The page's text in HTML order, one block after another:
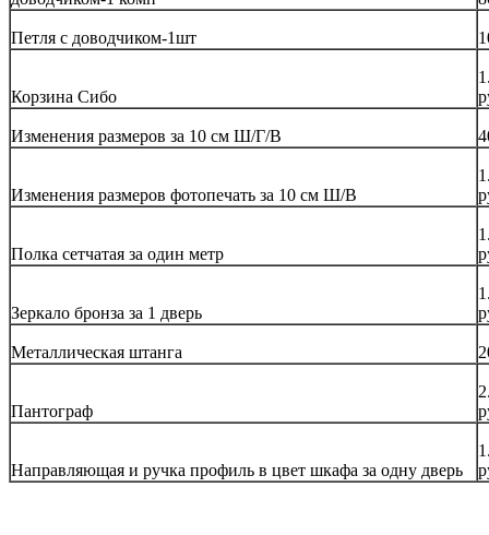
Петля с доводчиком-1шт
Корзина Сибо
Изменения размеров за 10 см Ш/Г/В
Изменения размеров фотопечать за 10 см Ш/В
Полка сетчатая за один метр
Зеркало бронза за 1 дверь
Металлическая штанга
Пантограф
Направляющая и ручка профиль в цвет шкафа за одну дверь